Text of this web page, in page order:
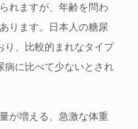
れますが、年齢を問わ
ります。日本人の糖尿
り、比較的まれなタイプ
病に比べて少ないとされ
が増える、急激な体重